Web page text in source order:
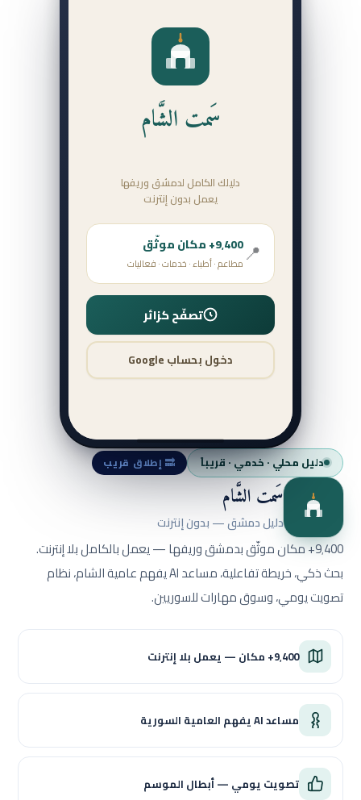
سَمت الشَّام
دليلك الكامل لدمشق وريفها
يعمل بدون إنترنت
📍9٬400+ مكان موثّق
مطاعم · أطباء · خدمات · فعاليات
تصفّح كزائر
دخول بحساب Google
دليل محلي · خدمي · قريباً 🔜 إطلاق قريب
سَمت الشَّام
دليل دمشق — بدون إنترنت
9٬400+ مكان موثّق بدمشق وريفها — يعمل بالكامل بلا إنترنت.
بحث ذكي، خريطة تفاعلية، مساعد AI يفهم عامية الشام، نظام
تصويت يومي، وسوق مهارات للسوريين.
9٬400+ مكان — يعمل بلا إنترنت
مساعد AI يفهم العامية السورية
تصويت يومي — أبطال الموسم